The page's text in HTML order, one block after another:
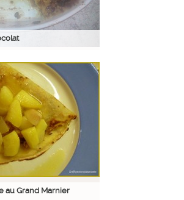
au Grand Marnier